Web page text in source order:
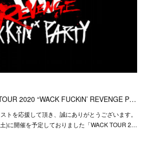
2020 “WACK FUCKiN’ REVENGE P…
トを応援して頂き、誠にありがとうございます。
)に開催を予定しておりました「WACK TOUR 2…